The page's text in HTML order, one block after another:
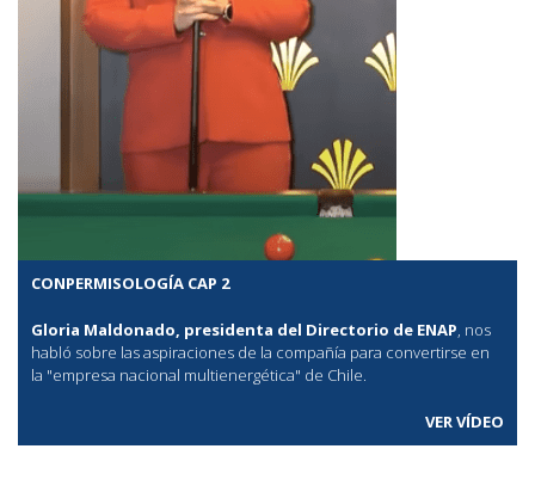
CONPERMISOLOGÍA CAP 2
Gloria Maldonado, presidenta del Directorio de ENAP, nos
habló sobre las aspiraciones de la compañía para convertirse en
la "empresa nacional multienergética" de Chile.
VER VÍDEO